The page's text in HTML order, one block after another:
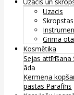
Uzacis
Skropstas
Grima
Kosmētika
Sejas attīrīšana
āda
Ķermeņa
pastas Parafīns